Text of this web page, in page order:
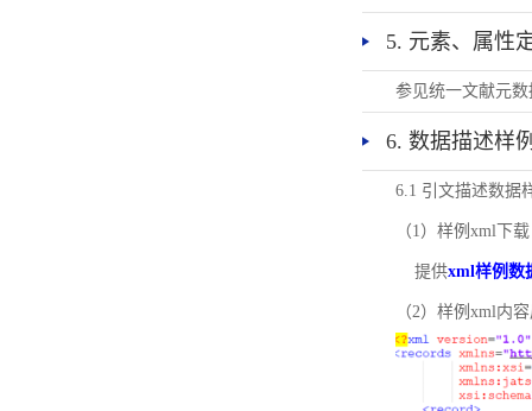
5. 元素、属性
参见统一文献元
6. 数据描述样
6.1 引文描述数据
（1）样例xml下载
提供xml样例数
（2）样例xml内